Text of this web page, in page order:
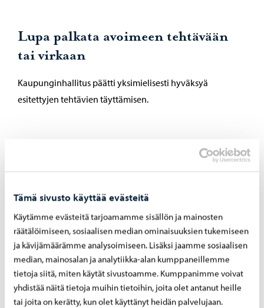
Tämä sivusto käyttää evästeitä
Käytämme evästeitä tarjoamamme sisällön ja mainosten
räätälöimiseen, sosiaalisen median ominaisuuksien tukemiseen
ja kävijämäärämme analysoimiseen. Lisäksi jaamme sosiaalisen
median, mainosalan ja analytiikka-alan kumppaneillemme
tietoja siitä, miten käytät sivustoamme. Kumppanimme voivat
yhdistää näitä tietoja muihin tietoihin, joita olet antanut heille
tai joita on kerätty, kun olet käyttänyt heidän palvelujaan.
Lupa palkata avoimeen tehtävään
tai virkaan
Kaupunginhallitus päätti yksimielisesti hyväksyä
esitettyjen tehtävien täyttämisen.
Muut asiat kaupunginhallitus päätti yksimielisesti
esitysten mukaisesti.
Kaupunginhallituksen esityslista
Jaa FacebookJaa LinkedInJaa WhatsApp